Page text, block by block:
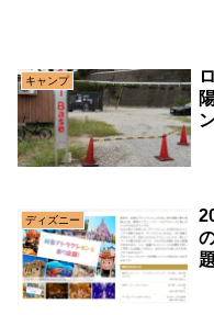
キャンプ
ディズニー